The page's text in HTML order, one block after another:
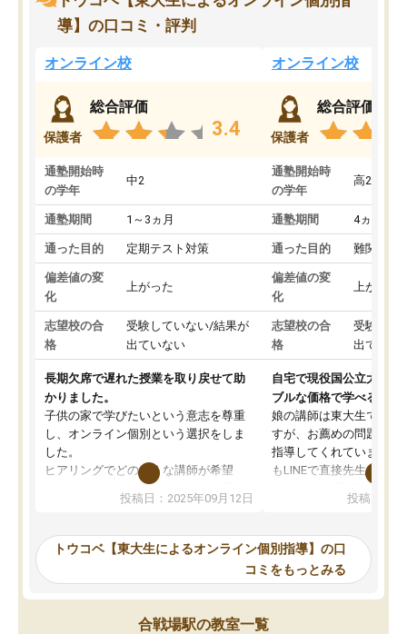
導】の口コミ・評判
オンライン校
保護者
総合評価
3.4
通塾開始時
の学年
中2
通塾期間 1～3ヵ月
通った目的 定期テスト対策
偏差値の変
化
上がった
志望校の合
格
受験していない/結果が
出ていない
長期欠席で遅れた授業を取り戻せて助
かりました。
子供の家で学びたいという意志を尊重
し、オンライン個別という選択をしま
した。
ヒアリングでどのような講師が希望
か、オプションは付帯するかなど選ぶ
事が出来ました。
ーティングを行い、その講師で良いか
見てから講師を決定する事ができま
す。
うちの子は、初回面談の講師の方で決
投稿日：2025年09月12日
オンライン校
保護者
総合評価
通塾開始時
の学年
高2
通塾期間 4ヵ月～1
通った目的 難関私立
偏差値の変
化
上がった
志望校の合
格
受験して
出ていな
自宅で現役国公立大学生
ブルな価格で学べる
娘の講師は東大生では無
すが、お薦めの問題集や
指導してくれています。
もLINEで直接先生に質問
めれるので、個人に合
いなのがあり(有料)、受
ことをどんなスケジュー
くか相談したのですが、
ち期待したものではなく
投稿日：
トウコベ【東大生によるオンライン個別指導】の口
コミをもっとみる
合戦場駅の教室一覧